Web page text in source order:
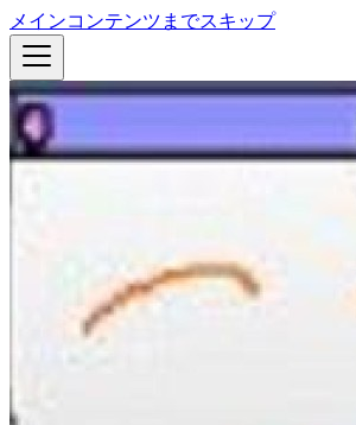
メインコンテンツまでスキップ